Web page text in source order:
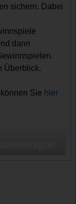
sichern. Dabei
dann
Überblick.
Sie hier